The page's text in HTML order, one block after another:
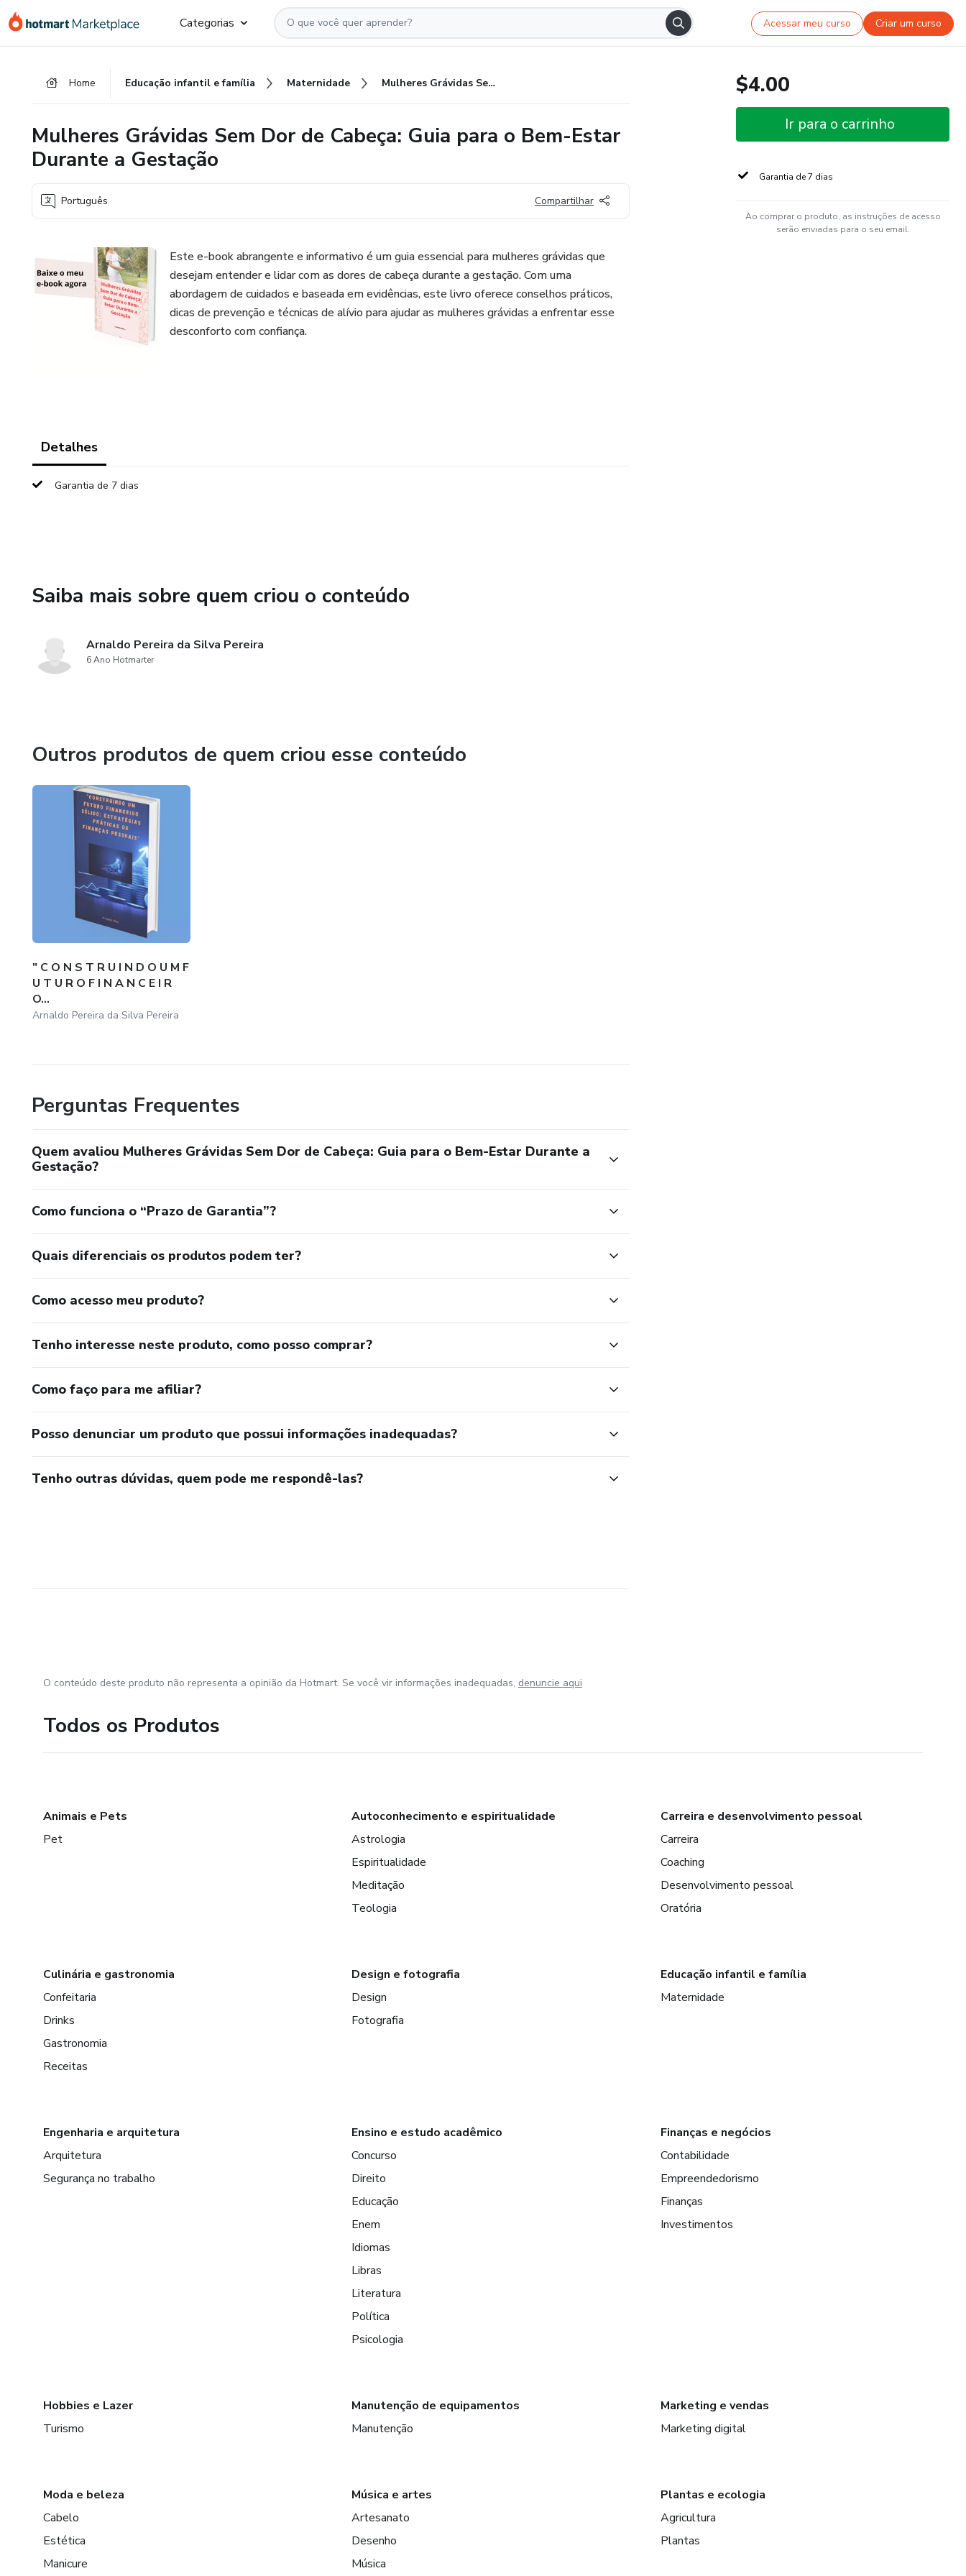
para
para
para
Categorias Acessar meu curso Criar um curso
Home Educação infantil e família Maternidade Mulheres Grávidas Sem Dor de Cabeça: Guia para o Bem-Estar Durante a Gestação
Mulheres Grávidas Sem Dor de Cabeça: Guia para o Bem-Estar
Durante a Gestação
Português Compartilhar
Este e-book abrangente e informativo é um guia essencial para mulheres grávidas que
desejam entender e lidar com as dores de cabeça durante a gestação. Com uma
abordagem de cuidados e baseada em evidências, este livro oferece conselhos práticos,
dicas de prevenção e técnicas de alívio para ajudar as mulheres grávidas a enfrentar esse
desconforto com confiança.
Detalhes
Garantia de 7 dias
Saiba mais sobre quem criou o conteúdo
Arnaldo Pereira da Silva Pereira
6 Ano Hotmarter
Outros produtos de quem criou esse conteúdo
" C O N S T R U I N D O U M F
U T U R O F I N A N C E I R
O...
Arnaldo Pereira da Silva Pereira
Perguntas Frequentes
Quem avaliou Mulheres Grávidas Sem Dor de Cabeça: Guia para o Bem-Estar Durante a
Gestação?
Como funciona o “Prazo de Garantia”?
Quais diferenciais os produtos podem ter?
Como acesso meu produto?
Tenho interesse neste produto, como posso comprar?
Como faço para me afiliar?
Posso denunciar um produto que possui informações inadequadas?
Tenho outras dúvidas, quem pode me respondê-las?
$4.00
Ir para o carrinho
Garantia de 7 dias
Ao comprar o produto, as instruções de acesso
serão enviadas para o seu email.
O conteúdo deste produto não representa a opinião da Hotmart. Se você vir informações inadequadas, denuncie aqui
Todos os Produtos
Animais e Pets
Pet
Autoconhecimento e espiritualidade
Astrologia
Espiritualidade
Meditação
Teologia
Carreira e desenvolvimento pessoal
Carreira
Coaching
Desenvolvimento pessoal
Oratória
Culinária e gastronomia
Confeitaria
Drinks
Gastronomia
Receitas
Design e fotografia
Design
Fotografia
Educação infantil e família
Maternidade
Engenharia e arquitetura
Arquitetura
Segurança no trabalho
Ensino e estudo acadêmico
Concurso
Direito
Educação
Enem
Idiomas
Libras
Literatura
Política
Psicologia
Finanças e negócios
Contabilidade
Empreendedorismo
Finanças
Investimentos
Hobbies e Lazer
Turismo
Manutenção de equipamentos
Manutenção
Marketing e vendas
Marketing digital
Moda e beleza
Cabelo
Estética
Manicure
Música e artes
Artesanato
Desenho
Música
Plantas e ecologia
Agricultura
Plantas